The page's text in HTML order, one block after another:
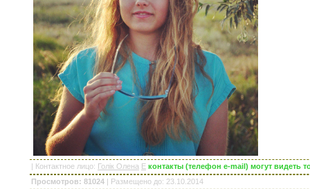
| Контактное лицо: Голік Олена E контакты (телефон e-mail) могут видеть
Просмотров: 81024 | Размещено до: 23.10.2014